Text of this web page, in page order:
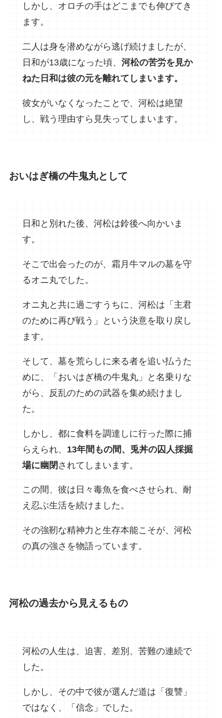
しかし、オロチの手はどこまでも伸びてき
ます。
二人は身を潜めながら逃げ続けましたが、
日和が13歳になった頃、 河松の苦労を見か
ねた日和は彼の元を離れてしまいます。
彼女がいなくなったことで、河松は絶望
し、戦う理由すら見失ってしまいます。
おいはぎ橋の牛鬼丸として
日和と別れた後、河松は鈴後へ向かいま
す。
そこで出会ったのが、霜月牛マルの墓を守
るオニ丸でした。
オニ丸と共に過ごすうちに、河松は「主君
のために再び戦う」という決意を取り戻し
ます。
そして、墓を荒らしに来る者を追い払うた
めに、「おいはぎ橋の牛鬼丸」と名乗りな
がら、反乱のための武器を集め続けまし
た。
しかし、都に食料を調達しに行った際に捕
らえられ、 13年間もの間、兎丼の囚人採掘
場に幽閉 されてしまいます。
この間、彼は日々毒魚を食べさせられ、耐
え忍ぶ生活を続けました。
その強靭な精神力と生存本能こそが、河松
の真の強さを物語っています。
河松の過去から見えるもの
河松の人生は、迫害、差別、苦難の連続で
した。
しかし、その中で彼が選んだ道は「復讐」
ではなく、「信念」でした。